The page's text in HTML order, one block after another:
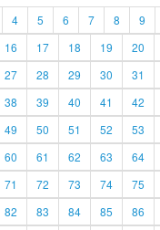
4 5 6 7 8 9
16 17 18 19 20
27 28 29 30 31
38 39 40 41 42
49 50 51 52 53
60 61 62 63 64
71 72 73 74 75
82 83 84 85 86